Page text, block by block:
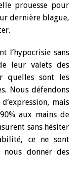
prouesse pour
dernière blague,
l’hypocrisie sans
leur valets des
quelles sont les
Nous défendons
mais
aux mains de
sans hésiter
ce ne sont
nous donner des